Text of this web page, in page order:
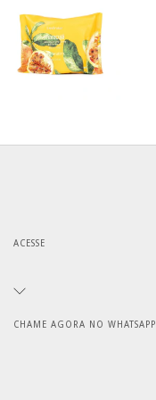
ACESSE
CHAME AGORA NO WHATSAPP